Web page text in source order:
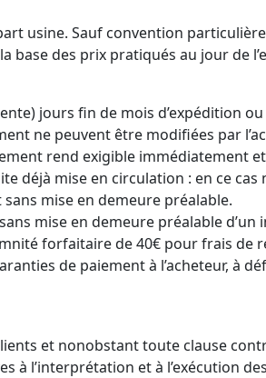
usine. Sauf convention
base des prix pratiqués au jour de
jours fin de mois d’expédition
ne peuvent être modifiées par
rend exigible immédiatement
déjà mise en circulation : en ce
mise en demeure préalable.
mise en demeure préalable d’un
forfaitaire de 40€ pour frais de
de paiement à l’acheteur, à
et nonobstant toute clause
l’interprétation et à l’exécution